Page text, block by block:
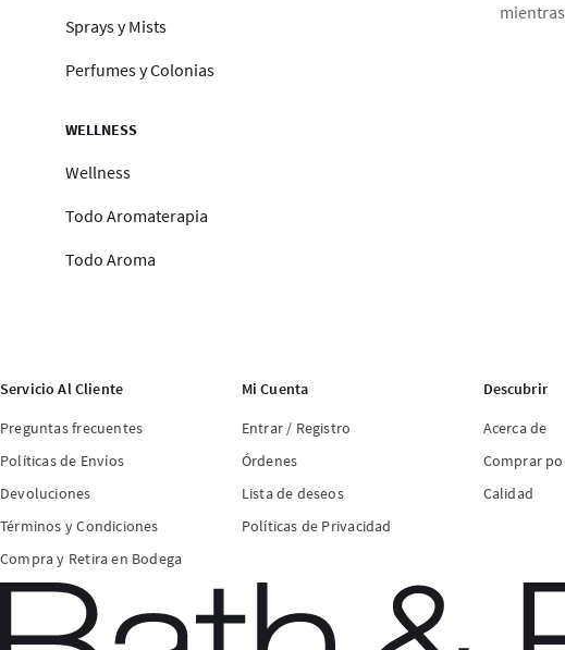
Sprays y Mists
Perfumes y Colonias
WELLNESS
Wellness
Todo Aromaterapia
Todo Aroma
Servicio Al Cliente
Preguntas frecuentes
Políticas de Envíos
Devoluciones
Términos y Condiciones
Compra y Retira en Bodega
Mi Cuenta
Entrar / Registro
Órdenes
Lista de deseos
Políticas de Privacidad
Descubrir
Acerca de
Comprar
Calidad